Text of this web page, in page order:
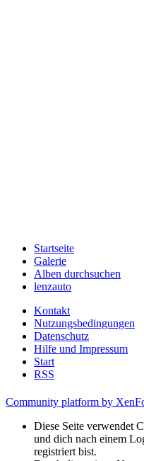
Startseite
Galerie
Alben durchsuchen
lenzauto
Kontakt
Nutzungsbedingungen
Datenschutz
Hilfe und Impressum
Start
RSS
Community platform by
Diese Seite verwendet
und dich nach einem
registriert bist.